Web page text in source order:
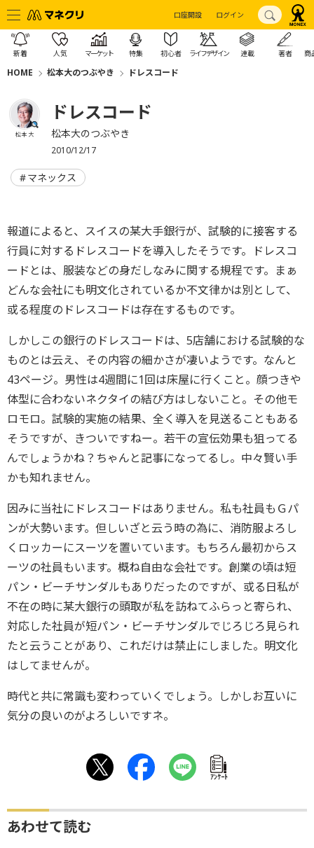
口座開設 ログイン
新着 人気 マーケット 特集 初心者 ライフデザイン 連載 著者 商
HOME 松本大のつぶやき ドレスコード
松本 大
ドレスコード
松本大のつぶやき
2010/12/17
マネックス
報道によると、スイスの某大手銀行が、試験的に接客する
行員に対するドレスコードを導入したそうです。ドレスコ
ードとは、服装などの身だしなみに関する規程です。まぁ
どんな会社にも明文化されているか不文律かは別として、
或る程度のドレスコードは存在するものです。
しかしこの銀行のドレスコードは、5店舗における試験的な
ものとは云え、その内容の細かさが凄いようです。なんと
43ページ。男性は4週間に1回は床屋に行くこと。顔つきや
体型に合わないネクタイの結び方はしないこと。その他モ
ロモロ。試験的実施の結果、全く導入を見送ることもある
そうですが、きついですねー。若干の宣伝効果も狙ってる
んでしょうかね？ちゃんと記事になってるし。中々賢い手
かも知れません。
因みに当社にドレスコードはありません。私も社員もＧパ
ンが大勢います。但しいざと云う時の為に、消防服よろし
くロッカーにスーツを置いています。もちろん最初からス
ーツの社員もいます。概ね自由な会社です。創業の頃は短
パン・ビーチサンダルもありだったのですが、或る日私が
不在の時に某大銀行の頭取が私を訪ねてふらっと寄られ、
対応した社員が短パン・ビーチサンダルでじろじろ見られ
たと云うことがあり、これだけは禁止にしました。明文化
はしてませんが。
時代と共に常識も変わっていくでしょう。しかしお互いに
気分の良いのがよろしいですネ。
ｱﾝｹｰﾄ
あわせて読む